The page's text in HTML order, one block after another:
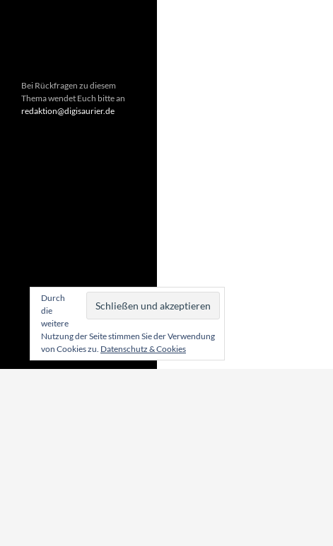
Bei Rückfragen zu diesem
Thema wendet Euch bitte an
redaktion@digisaurier.de
Durch
die
weitere
Nutzung der Seite stimmen Sie der Verwendung
von Cookies zu. Datenschutz & Cookies